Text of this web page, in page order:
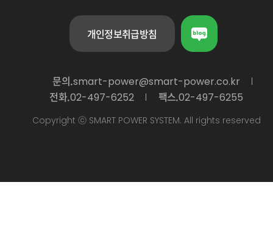
개인정보취급방침
문의.smart-power@smart-power.co.kr
전화.02-497-6252 팩스.02-497-6255
Copyright ⓒ SMART POWER SYSTEM. All rights reserved